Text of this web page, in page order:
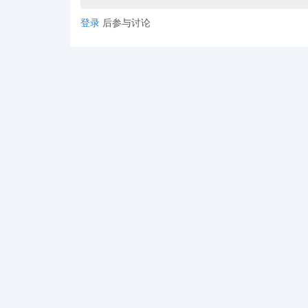
此次裁员和组织调整也反映了Target应对销售低迷、
登录 后参与讨论